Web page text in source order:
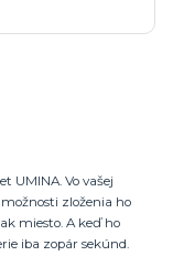
UMINA. Vo vašej
zloženia ho
miesto. A keď ho
iba zopár sekúnd.